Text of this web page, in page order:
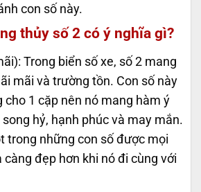
con số này.
thủy số 2 có ý nghĩa gì?
Trong biển số xe, số 2 mang
mãi và trường tồn. Con số này
1 cặp nên nó mang hàm ý
hỷ, hạnh phúc và may mắn.
trong những con số được mọi
đẹp hơn khi nó đi cùng với